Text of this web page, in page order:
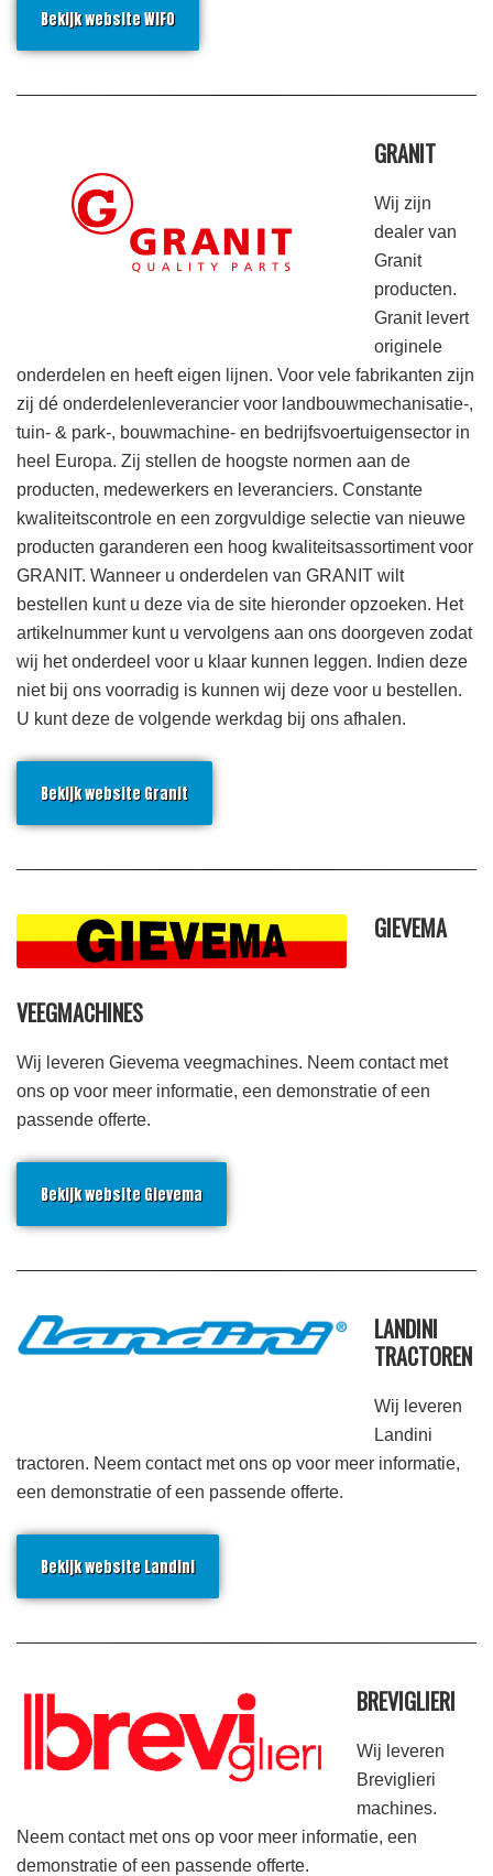
Bekijk website WIFO
GRANIT
Wij zijn
dealer van
Granit
producten.
Granit levert
originele
onderdelen en heeft eigen lijnen. Voor vele fabrikanten zijn
zij dé onderdelenleverancier voor landbouwmechanisatie-,
tuin- & park-, bouwmachine- en bedrijfsvoertuigensector in
heel Europa. Zij stellen de hoogste normen aan de
producten, medewerkers en leveranciers. Constante
kwaliteitscontrole en een zorgvuldige selectie van nieuwe
producten garanderen een hoog kwaliteitsassortiment voor
GRANIT. Wanneer u onderdelen van GRANIT wilt
bestellen kunt u deze via de site hieronder opzoeken. Het
artikelnummer kunt u vervolgens aan ons doorgeven zodat
wij het onderdeel voor u klaar kunnen leggen. Indien deze
niet bij ons voorradig is kunnen wij deze voor u bestellen.
U kunt deze de volgende werkdag bij ons afhalen.
Bekijk website Granit
GIEVEMA
VEEGMACHINES
Wij leveren Gievema veegmachines. Neem contact met
ons op voor meer informatie, een demonstratie of een
passende offerte.
Bekijk website Gievema
LANDINI
TRACTOREN
Wij leveren
Landini
tractoren. Neem contact met ons op voor meer informatie,
een demonstratie of een passende offerte.
Bekijk website Landini
BREVIGLIERI
Wij leveren
Breviglieri
machines.
Neem contact met ons op voor meer informatie, een
demonstratie of een passende offerte.